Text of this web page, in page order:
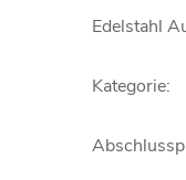
Edelstahl
Kategorie: